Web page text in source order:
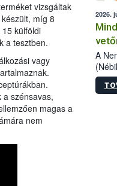
vizsgáltak
míg 8
külföldi
a tesztben.
vagy
szénsavas,
magas a
nem
2026.
A